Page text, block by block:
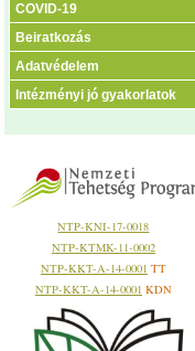
COVID-19
Beiratkozás
Adatvédelem
Intézményi jó gyakorlatok
NTP-KNI-17-0018
NTP-KTMK-11-0002
NTP-KKT-A-14-0001 TT
NTP-KKT-A-14-0001 KDN